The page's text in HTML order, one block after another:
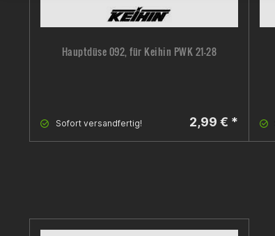
Hauptdüse 092, für Keihin PWK 21-28
Sofort versandfertig! 2,99 € *